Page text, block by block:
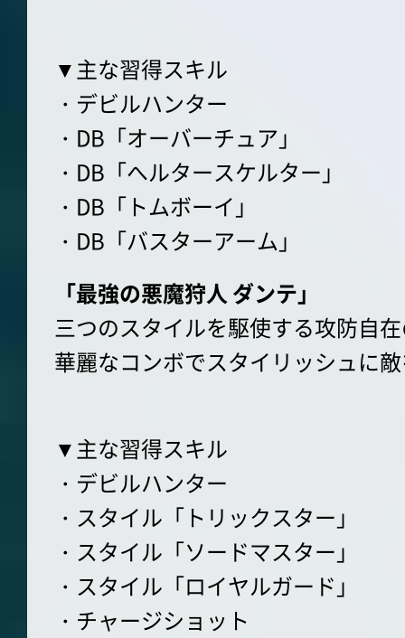
▼主な習得スキル
・デビルハンター
・DB「オーバーチュア」
・DB「へルタースケルター」
・DB「トムボーイ」
・DB「バスターアーム」
「最強の悪魔狩人 ダンテ」
三つのスタイルを駆使する攻防自
華麗なコンボでスタイリッシュに
▼主な習得スキル
・デビルハンター
・スタイル「トリックスター」
・スタイル「ソードマスター」
・スタイル「ロイヤルガード」
・チャージショット